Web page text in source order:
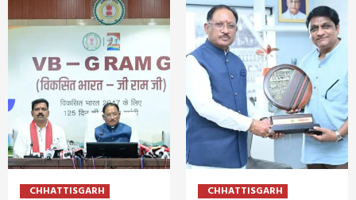
CHHATTISGARH
CHHATTISGARH